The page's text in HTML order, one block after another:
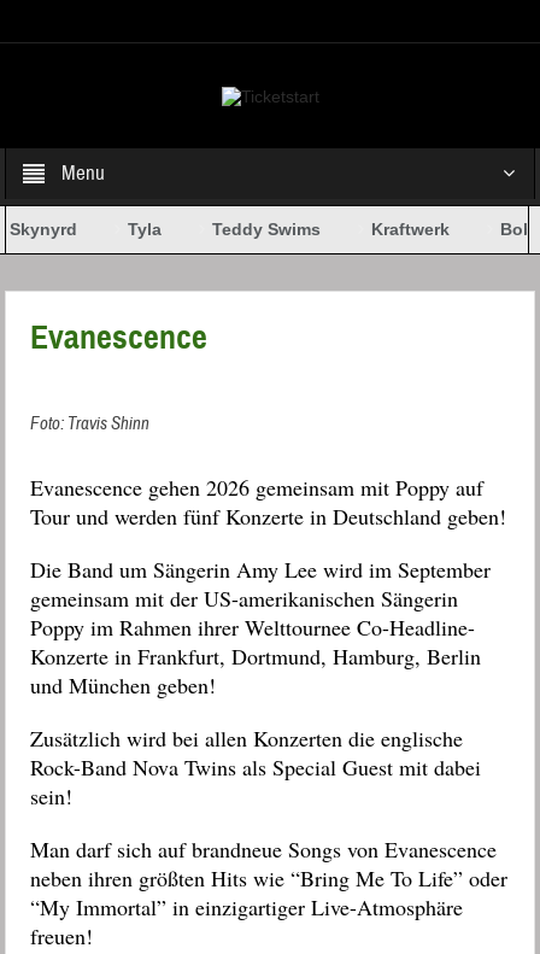
Menu
Tyla Teddy Swims Kraftwerk Bob
Evanescence
Foto: Travis Shinn
Evanescence gehen 2026 gemeinsam mit Poppy auf
Tour und werden fünf Konzerte in Deutschland geben!
Die Band um Sängerin Amy Lee wird im September
gemeinsam mit der US-amerikanischen Sängerin
Poppy im Rahmen ihrer Welttournee Co-Headline-
Konzerte in Frankfurt, Dortmund, Hamburg, Berlin
und München geben!
Zusätzlich wird bei allen Konzerten die englische
Rock-Band Nova Twins als Special Guest mit dabei
sein!
Man darf sich auf brandneue Songs von Evanescence
neben ihren größten Hits wie “Bring Me To Life” oder
“My Immortal” in einzigartiger Live-Atmosphäre
freuen!